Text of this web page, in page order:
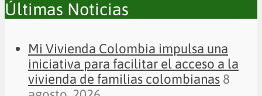
Últimas Noticias
Mi Vivienda Colombia impulsa una
iniciativa para facilitar el acceso a la
vivienda de familias colombianas 8